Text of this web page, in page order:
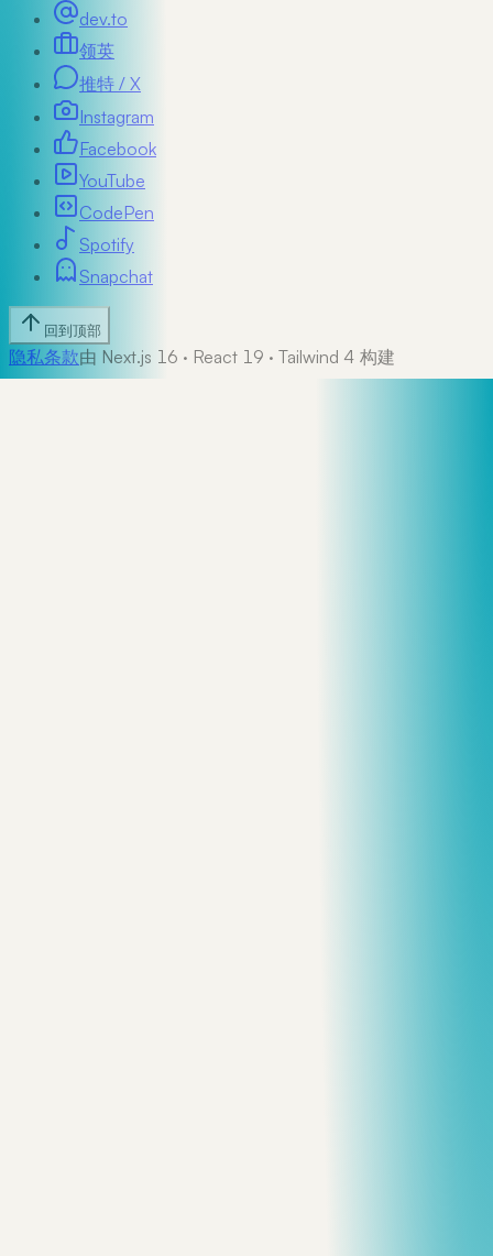
dev.to
领英
推特 / X
Instagram
Facebook
YouTube
CodePen
Spotify
Snapchat
回到顶部
隐私条款由 Next.js 16 · React 19 · Tailwind 4 构建